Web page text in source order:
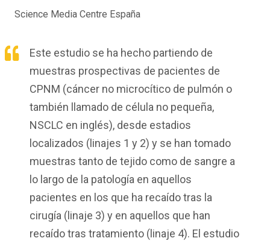
Science Media Centre España
Este estudio se ha hecho partiendo de
muestras prospectivas de pacientes de
CPNM (cáncer no microcítico de pulmón o
también llamado de célula no pequeña,
NSCLC en inglés), desde estadios
localizados (linajes 1 y 2) y se han tomado
muestras tanto de tejido como de sangre a
lo largo de la patología en aquellos
pacientes en los que ha recaído tras la
cirugía (linaje 3) y en aquellos que han
recaído tras tratamiento (linaje 4). El estudio